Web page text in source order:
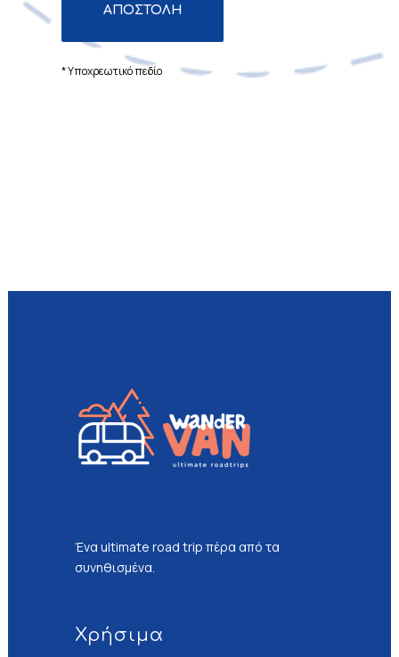
* Υποχρεωτικό πεδίο
Ένα ultimate road trip πέρα από τα
συνηθισμένα.
Χρήσιμα